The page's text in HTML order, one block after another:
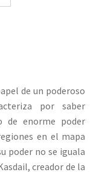
de un poderoso
por saber
de enorme poder
en el mapa
poder no se iguala
creador de la